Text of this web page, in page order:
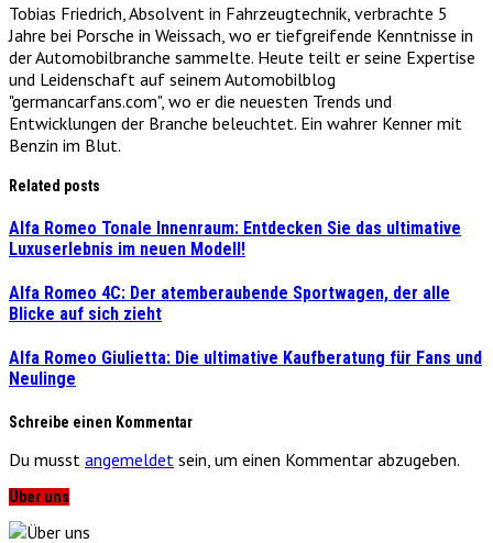
Tobias Friedrich, Absolvent in Fahrzeugtechnik, verbrachte 5
Jahre bei Porsche in Weissach, wo er tiefgreifende Kenntnisse in
der Automobilbranche sammelte. Heute teilt er seine Expertise
und Leidenschaft auf seinem Automobilblog
"germancarfans.com", wo er die neuesten Trends und
Entwicklungen der Branche beleuchtet. Ein wahrer Kenner mit
Benzin im Blut.
Related posts
Alfa Romeo Tonale Innenraum: Entdecken Sie das ultimative
Luxuserlebnis im neuen Modell!
Alfa Romeo 4C: Der atemberaubende Sportwagen, der alle
Blicke auf sich zieht
Alfa Romeo Giulietta: Die ultimative Kaufberatung für Fans und
Neulinge
Schreibe einen Kommentar
Du musst angemeldet sein, um einen Kommentar abzugeben.
Über uns